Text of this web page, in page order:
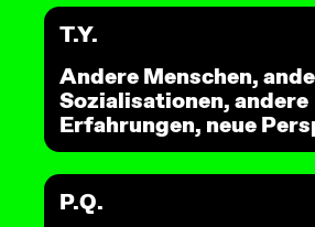
T.Y.
Andere Menschen,
Sozialisationen, andere
Erfahrungen, neue
P.Q.